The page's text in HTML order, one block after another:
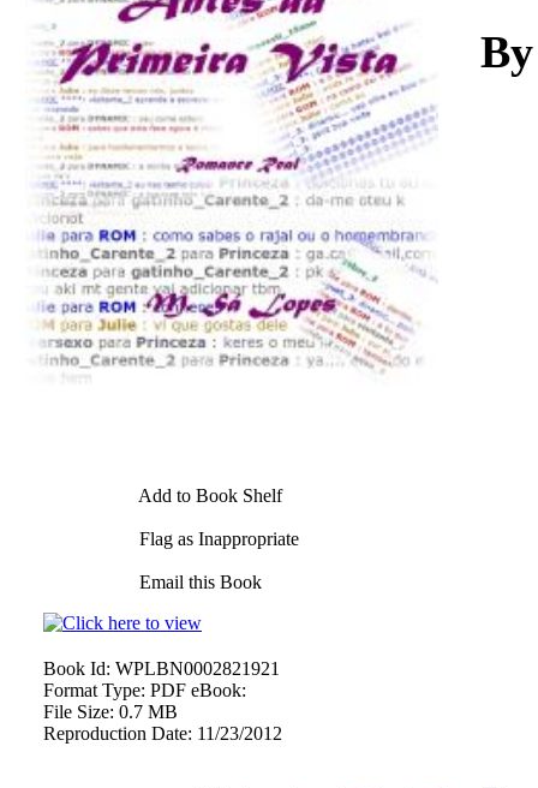
Add to Book Shelf
Flag as Inappropriate
Email this Book
Book Id: WPLBN0002821921
Format Type: PDF eBook:
File Size: 0.7 MB
Reproduction Date: 11/23/2012